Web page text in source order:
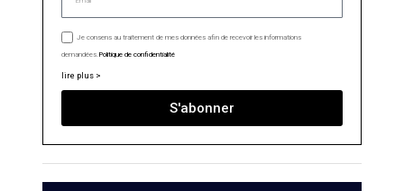
Je consens au traitement de mes données afin de recevoir les informations
demandées.Politique de confidentialité
lire plus >
S'abonner